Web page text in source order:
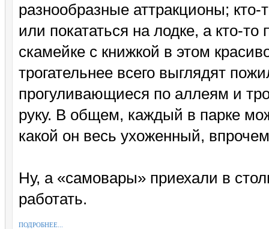
разнообразные аттракционы;
или покататься на лодке, а кто-то
скамейке с книжкой в этом
трогательнее всего выглядят
прогуливающиеся по аллеям и
руку. В общем, каждый в парке
какой он весь ухоженный,
Ну, а «самовары» приехали в
работать.
ПОДРОБНЕЕ...